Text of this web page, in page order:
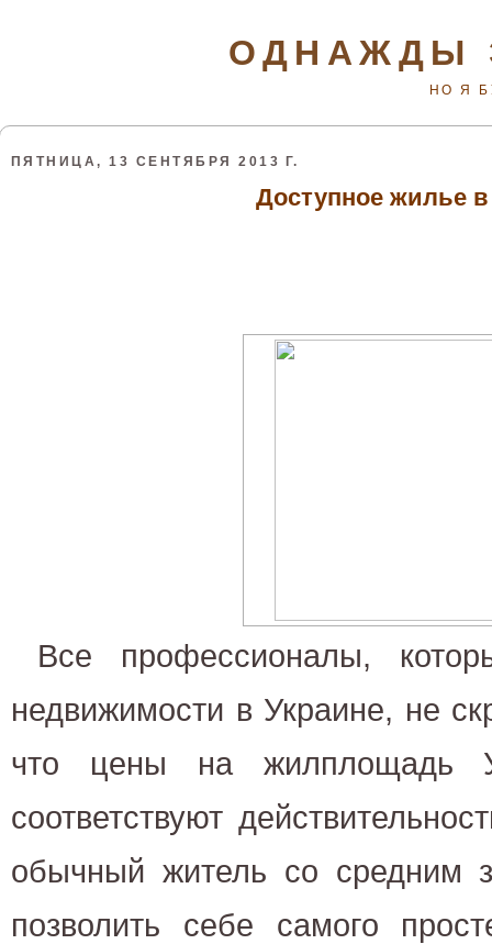
ОДНАЖДЫ
НО Я
ПЯТНИЦА, 13 СЕНТЯБРЯ 2013 Г.
Доступное жилье в
Все профессионалы,
недвижимости в Украине, не
что цены на жилплощадь
соответствуют
обычный житель со средним
позволить себе самого